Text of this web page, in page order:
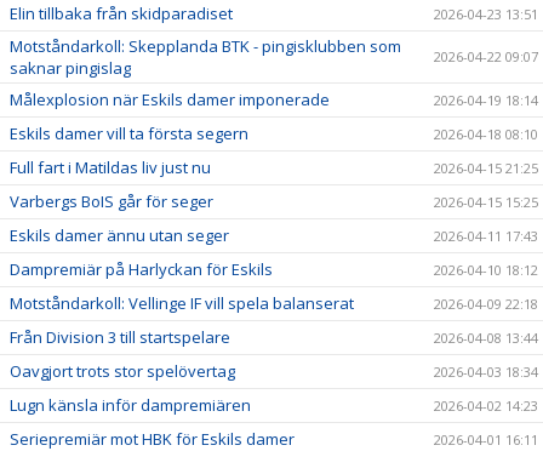
Elin tillbaka från skidparadiset 2026-04-23 13:51
Motståndarkoll: Skepplanda BTK - pingisklubben som
saknar pingislag
2026-04-22 09:07
Målexplosion när Eskils damer imponerade 2026-04-19 18:14
Eskils damer vill ta första segern 2026-04-18 08:10
Full fart i Matildas liv just nu 2026-04-15 21:25
Varbergs BoIS går för seger 2026-04-15 15:25
Eskils damer ännu utan seger 2026-04-11 17:43
Dampremiär på Harlyckan för Eskils 2026-04-10 18:12
Motståndarkoll: Vellinge IF vill spela balanserat 2026-04-09 22:18
Från Division 3 till startspelare 2026-04-08 13:44
Oavgjort trots stor spelövertag 2026-04-03 18:34
Lugn känsla inför dampremiären 2026-04-02 14:23
Seriepremiär mot HBK för Eskils damer 2026-04-01 16:11